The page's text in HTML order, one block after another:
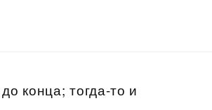
конца; тогда-то и